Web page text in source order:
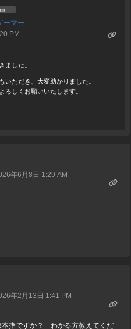
ーマー
PM
ました。
いただき、大変助かりました。
ろしくお願いいたします。
年6月8日 1:29 AM
年2月13日 1:41 PM
本指ですか？ わかる方教えてくだ